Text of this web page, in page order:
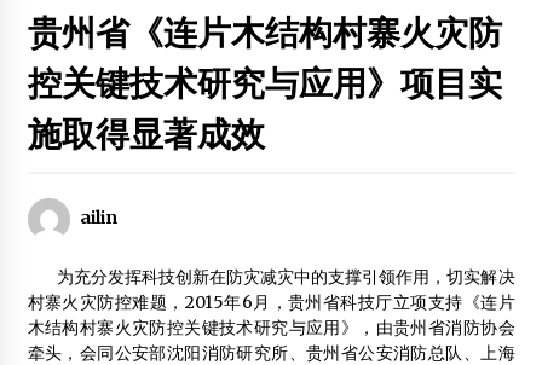
北京森豪木房屋有限责任公司招聘
2012年4月17日
第六届全国生物质材料科学与技术学术研讨会在南林召开
2015年11月3日
绥芬河市友谊木业集团有限公司
四川省宣汉县瑞鑫木材加工厂
2013年2月4日
贵州省《连片木结构村寨火灾防
控关键技术研究与应用》项目实
施取得显著成效
ailin
为充分发挥科技创新在防灾减灾中的支撑引领作用，切实解决
村寨火灾防控难题，2015年6月，贵州省科技厅立项支持《连片
木结构村寨火灾防控关键技术研究与应用》，由贵州省消防协会
牵头，会同公安部沈阳消防研究所、贵州省公安消防总队、上海